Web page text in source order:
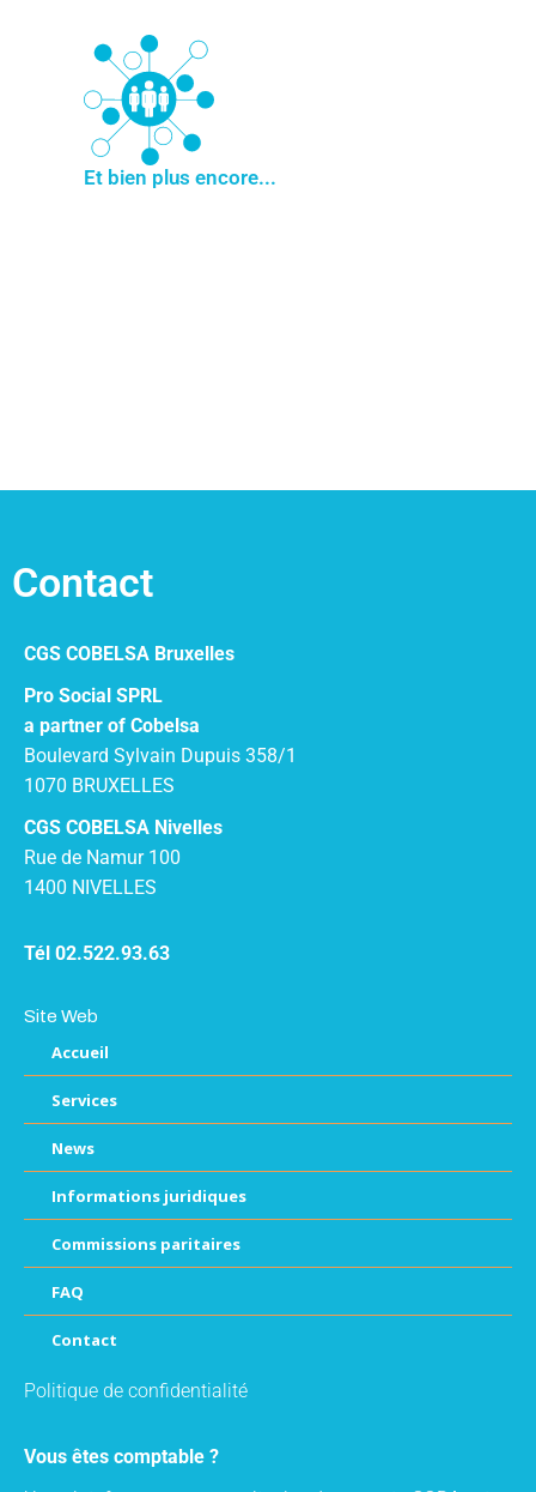
Et bien plus encore...
Contact
CGS COBELSA Bruxelles
Pro Social SPRL
a partner of Cobelsa
Boulevard Sylvain Dupuis 358/1
1070 BRUXELLES
CGS COBELSA Nivelles
Rue de Namur 100
1400 NIVELLES
Tél 02.522.93.63
Site Web
Accueil
Services
News
Informations juridiques
Commissions paritaires
FAQ
Contact
Politique de confidentialité
Vous êtes comptable ?